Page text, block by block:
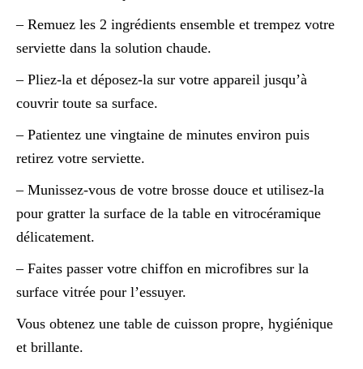
– Remuez les 2 ingrédients ensemble et trempez votre
serviette dans la solution chaude.
– Pliez-la et déposez-la sur votre appareil jusqu’à
couvrir toute sa surface.
– Patientez une vingtaine de minutes environ puis
retirez votre serviette.
– Munissez-vous de votre brosse douce et utilisez-la
pour gratter la surface de la table en vitrocéramique
délicatement.
– Faites passer votre chiffon en microfibres sur la
surface vitrée pour l’essuyer.
Vous obtenez une table de cuisson propre, hygiénique
et brillante.